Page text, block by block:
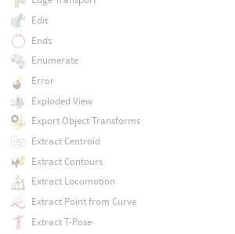
Edit
Ends
Enumerate
Error
Exploded View
Export Object Transforms
Extract Centroid
Extract Contours
Extract Locomotion
Extract Point from Curve
Extract T-Pose